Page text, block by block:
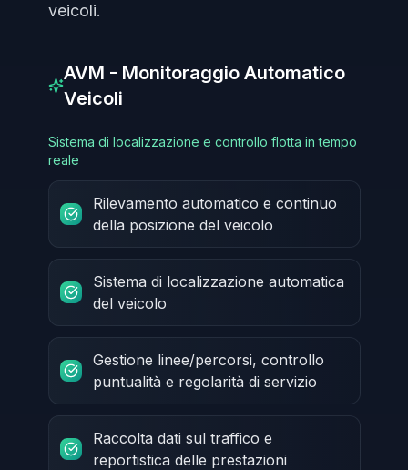
veicoli.
AVM - Monitoraggio Automatico
Veicoli
Sistema di localizzazione e controllo flotta in tempo
reale
Rilevamento automatico e continuo
della posizione del veicolo
Sistema di localizzazione automatica
del veicolo
Gestione linee/percorsi, controllo
puntualità e regolarità di servizio
Raccolta dati sul traffico e
reportistica delle prestazioni